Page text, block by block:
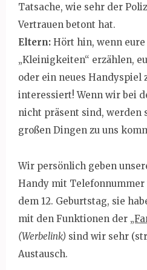
Tatsache, wie sehr der
Vertrauen betont hat.
Eltern: Hört hin, wenn
„Kleinigkeiten“ erzählen,
oder ein neues Handyspiel
interessiert! Wenn wir bei
nicht präsent sind, werden
großen Dingen zu uns
Wir persönlich geben
Handy mit
dem 12. Geburtstag, sie
mit den Funktionen der
(Werbelink) sind wir sehr
Austausch.